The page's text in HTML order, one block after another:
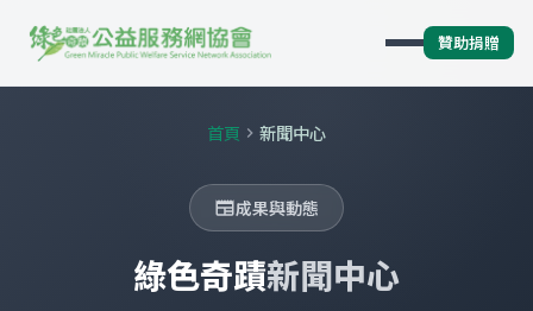
贊助捐贈
首頁 chevron_right 新聞中心
newspaper成果與動態
綠色奇蹟新聞中心